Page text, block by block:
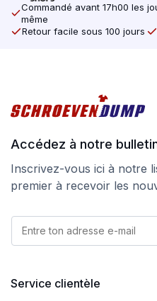
Commandé avant 17h00 les
même
Retour facile sous 100 jours
Accédez à notre
Inscrivez-vous ici à notre
premier à recevoir les
m
l
E
m
l
Service clientèle